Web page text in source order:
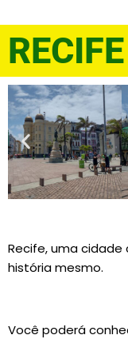
Recife, uma
história mesmo.
Você poderá